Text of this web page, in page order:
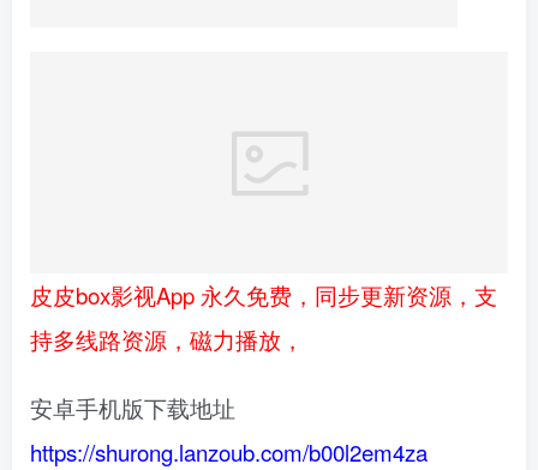
皮皮box影视App 永久免费，同步更新资源，支
持多线路资源，磁力播放，
安卓手机版下载地址
https://shurong.lanzoub.com/b00l2em4za